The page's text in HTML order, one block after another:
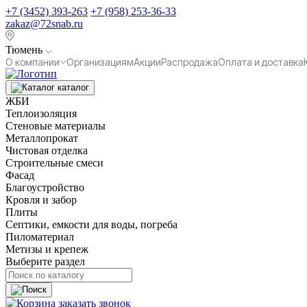
+7 (3452) 393-263 +7 (958) 253-36-33
zakaz@72snab.ru
Тюмень
О компании
ОрганизациямАкцииРаспродажаОплата и доставка
каталог
ЖБИ
Теплоизоляция
Стеновые материалы
Металлопрокат
Чистовая отделка
Строительные смеси
Фасад
Благоустройство
Кровля и забор
Плиты
Септики, емкости для воды, погреба
Пиломатериал
Метизы и крепеж
Выберите раздел
заказать звонок